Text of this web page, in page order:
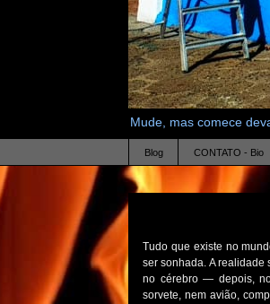
Mude, mas comece
Blog CONTATO - Bio
Tudo que existe no
ser sonhada. A realidade
no cérebro — depois,
sorvete, nem avião,